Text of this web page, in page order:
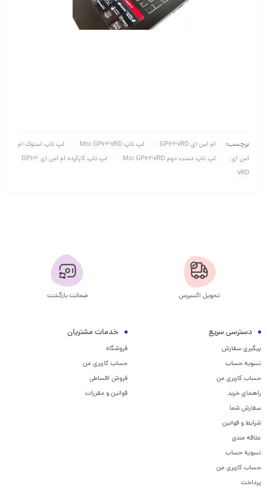
برچسب: ام اس ای GP62-7RD لپ تاپ Msi GP62-7RD
لپ تاپ استوک ام
اس ای
لپ تاپ دست دوم Msi GP62-7RD
لپ تاپ کارکرده ام اس ای GP62-
7RD
تحویل اکسپرس ضمانت بازگشت
دسترسی سریع
پیگیری سفارش
تسویه حساب
حساب کاربری من
راهنمای خرید
سفارش شما
شرایط و قوانین
علاقه مندی
تسویه حساب
حساب کاربری من
پرداخت
خدمات مشتریان
فروشگاه
حساب کاربری من
فروش اقساطی
قوانین و مقررات